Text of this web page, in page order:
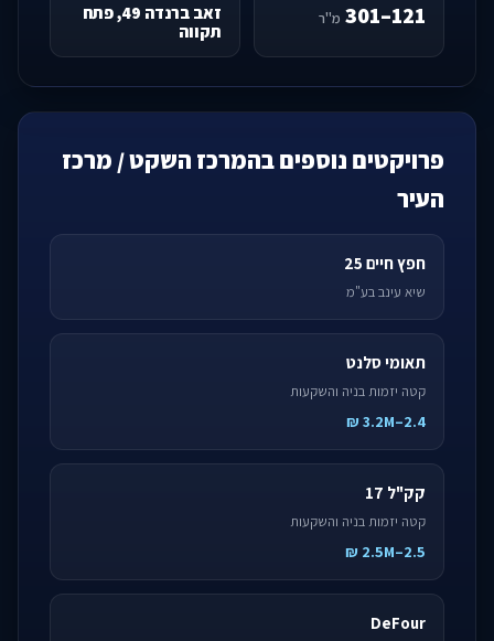
121–301 מ"ר
זאב ברנדה 49, פתח
תקווה
פרויקטים נוספים בהמרכז השקט / מרכז
העיר
חפץ חיים 25
שיא עינב בע"מ
תאומי סלנט
קטה יזמות בניה והשקעות
2.4–3.2M ₪
קק"ל 17
קטה יזמות בניה והשקעות
2.5–2.5M ₪
DeFour